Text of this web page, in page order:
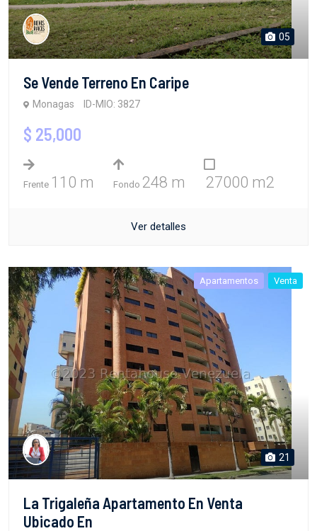
05
Se Vende Terreno En Caripe
Monagas ID-MIO: 3827
$ 25,000
Frente 110 m Fondo 248 m 27000 m2
Ver detalles
Apartamentos Venta
21
La Trigaleña Apartamento En Venta
Ubicado En